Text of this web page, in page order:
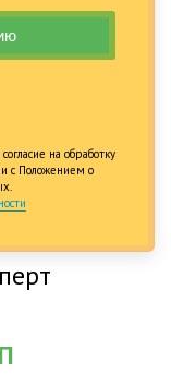
на обработку
с Положением о